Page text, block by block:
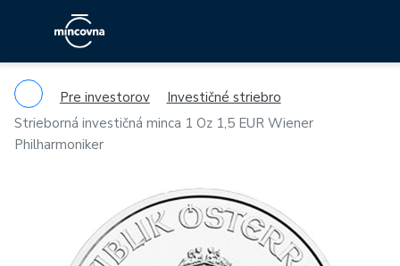
Pre investorov
Investičné striebro
Strieborná investičná minca 1 Oz 1,5 EUR Wiener
Philharmoniker